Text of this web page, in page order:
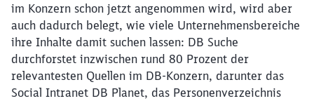
im Konzern schon jetzt angenommen wird, wird aber
auch dadurch belegt, wie viele Unternehmensbereiche
ihre Inhalte damit suchen lassen: DB Suche
durchforstet inzwischen rund 80 Prozent der
relevantesten Quellen im DB-Konzern, darunter das
Social Intranet DB Planet, das Personenverzeichnis